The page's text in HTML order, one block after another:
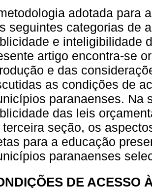
adotada para
seguintes categorias de
e inteligibilidade
artigo encontra-se
e das
as condições de
paranaenses. Na
das leis
terceira seção, os
para a educação
paranaenses
DE ACESSO